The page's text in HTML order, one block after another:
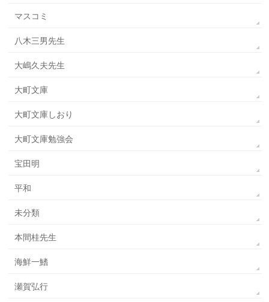
マスコミ
八木三男先生
大嶋久夫先生
大町文庫
大町文庫しおり
大町文庫勉強会
宝田明
平和
未分類
本間桂先生
海鮮一鰭
瀬賀弘行